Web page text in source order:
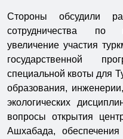
Стороны обсудили
сотрудничества по
увеличение участия
государственной
специальной квоты для
образования,
экологических
вопросы открытия
Ашхабада,